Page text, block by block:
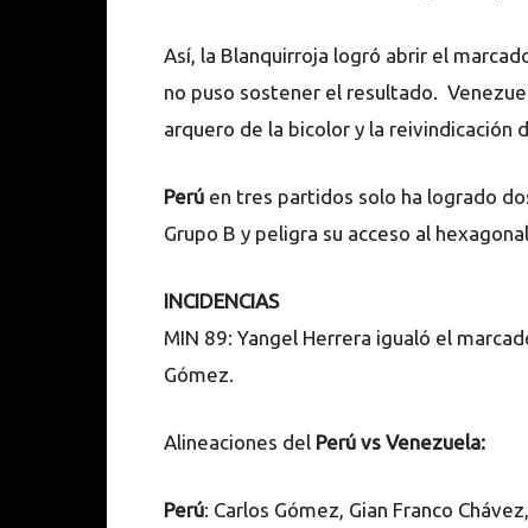
Así, la Blanquirroja logró abrir el
no puso sostener el resultado.
arquero de la bicolor y la
Perú en tres partidos solo ha logrado
Grupo B y peligra su acceso al
INCIDENCIAS
MIN 89: Yangel Herrera igualó el
Gómez.
Alineaciones del Perú vs Venezuela:
Perú: Carlos Gómez, Gian Franco